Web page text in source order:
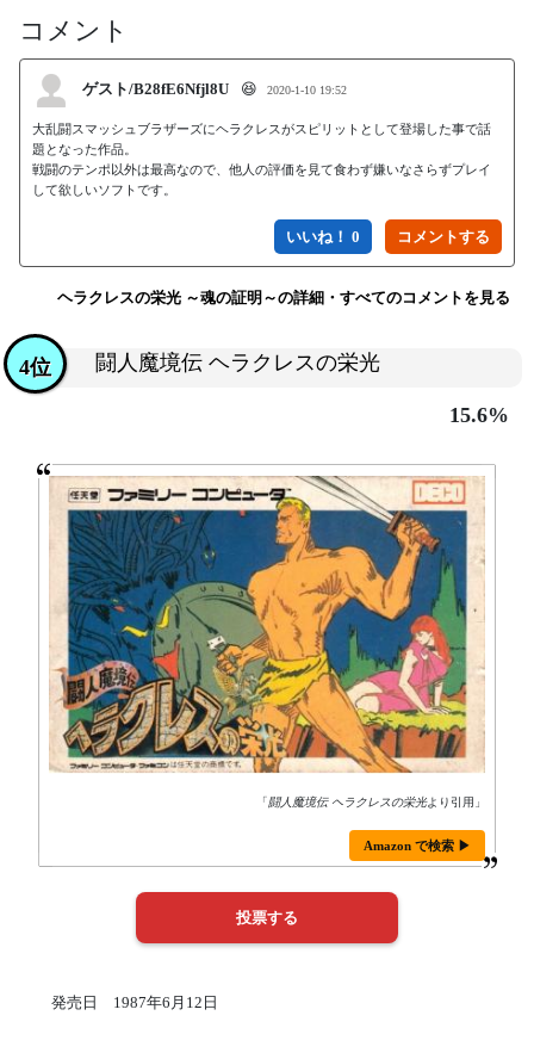
コメント
ゲスト/B28fE6Nfjl8U 😆 2020-1-10 19:52
大乱闘スマッシュブラザーズにヘラクレスがスピリットとして登場した事で話
題となった作品。
戦闘のテンポ以外は最高なので、他人の評価を見て食わず嫌いなさらずプレイ
して欲しいソフトです。
いいね！ 0
ヘラクレスの栄光 ～魂の証明～の詳細・すべてのコメントを見る
闘人魔境伝 ヘラクレスの栄光
4位
15.6%
「闘人魔境伝 ヘラクレスの栄光より引用」
Amazon で検索 ▶
発売日 1987年6月12日